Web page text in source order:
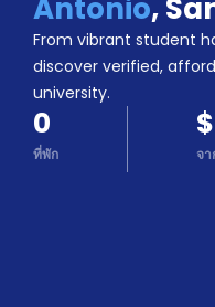
Blog
Refer
And
Earn
Become
A
Partner
Help
Antonio,
From vibrant student
discover verified,
university.
0
ที่พัก จา